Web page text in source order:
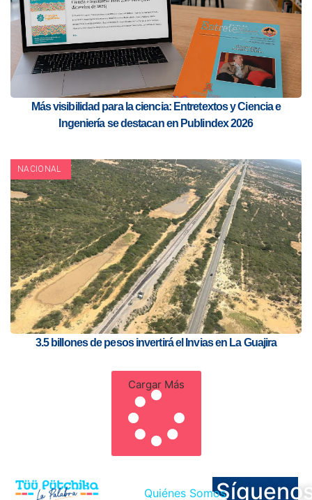
Más visibilidad para la ciencia: Entretextos y Ciencia e
Ingeniería se destacan en Publindex 2026
NACIONAL
3.5 billones de pesos invertirá el Invias en La Guajira
Cargar Más
Quiénes Somos